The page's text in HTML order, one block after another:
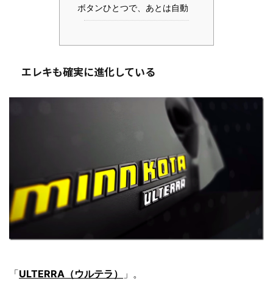
ボタンひとつで、あとは自動
エレキも確実に進化している
「ULTERRA（ウルテラ）
」。